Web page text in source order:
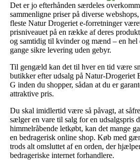
Det er jo efterhånden særdeles
sammenligne priser på diverse
fleste Natur Drogeriet e-forretninger
prisniveauet på en række af deres
og samtidig til kvinder og mænd – en hel
gange sikre levering uden gebyr.
Til gengæld kan det til hver en tid være
butikker efter udsalg på Natur-Drogeriet
G inden du shopper, sådan at du er
attraktive pris.
Du skal imidlertid være så påvagt, at
sælger en vare til salg for en udsalgspris
himmelråbende letkøbt, kan det mange
en bedragerisk online shop. Køb med
trods alt omsluttet af en orden, der
bedrageriske internet forhandlere.